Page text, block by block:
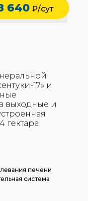
17» и
выходные и
гектара
печени
система
640 ₽/сут